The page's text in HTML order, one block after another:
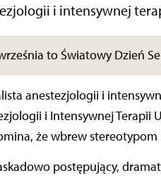
i intensywnej
września to Światowy Dzień
anestezjologii i
i Intensywnej Terapii
że wbrew stereotypom
postępujący,